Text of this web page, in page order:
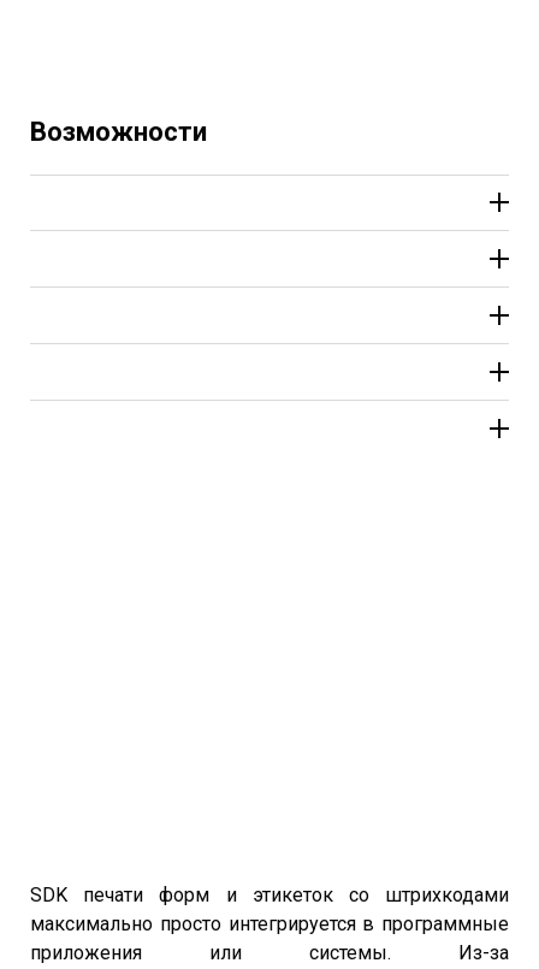
Возможности
SDK печати форм и этикеток со штрихкодами
максимально просто интегрируется в программные
приложения или системы. Из-за